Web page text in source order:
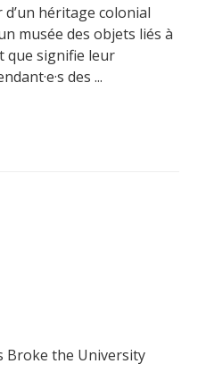
d’un héritage colonial
musée des objets liés à
que signifie leur
des ...
Broke the University